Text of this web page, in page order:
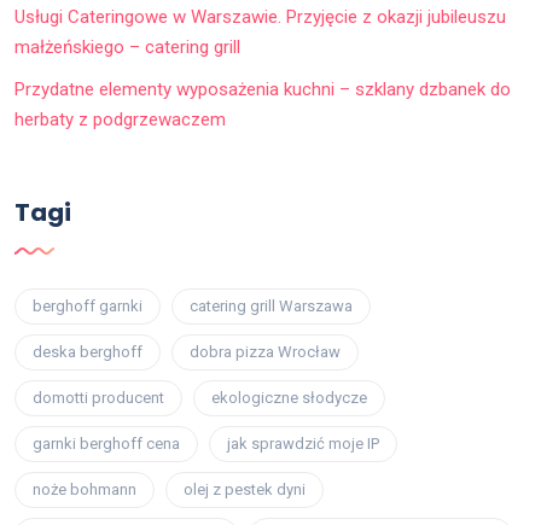
Usługi Cateringowe w Warszawie. Przyjęcie z okazji jubileuszu
małżeńskiego – catering grill
Przydatne elementy wyposażenia kuchni – szklany dzbanek do
herbaty z podgrzewaczem
Tagi
berghoff garnki catering grill Warszawa
deska berghoff dobra pizza Wrocław
domotti producent ekologiczne słodycze
garnki berghoff cena jak sprawdzić moje IP
noże bohmann olej z pestek dyni